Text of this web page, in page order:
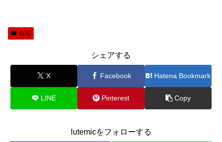
在宅
シェアする
X Facebook Hatena Bookmark
LINE Pinterest Copy
lutemicをフォローする